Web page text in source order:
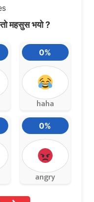
महसुस भयो ?
0%
haha
0%
angry